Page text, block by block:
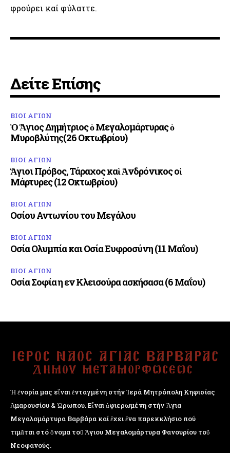
φρούρει καί φύλαττε.
Δείτε Επίσης
ΒΙΟΙ ΑΓΙΩΝ
Ὁ Ἅγιος Δημήτριος ὁ Μεγαλομάρτυρας ὁ
Μυροβλύτης(26 Οκτωβρίου)
ΒΙΟΙ ΑΓΙΩΝ
Ἅγιοι Πρόβος, Τάραχος καὶ Ἀνδρόνικος οἱ
Μάρτυρες (12 Οκτωβρίου)
ΒΙΟΙ ΑΓΙΩΝ
Οσίου Αντωνίου του Μεγάλου
ΒΙΟΙ ΑΓΙΩΝ
Οσία Ολυμπία και Οσία Ευφροσύνη (11 Μαΐου)
ΒΙΟΙ ΑΓΙΩΝ
Οσία Σοφία η εν Κλεισούρα ασκήσασα (6 Μαΐου)
Ἡ ἐνορία μας εἶναι ἐνταγμένη στήν Ἱερά Μητρόπολη Κηφισίας
Ἁμαρουσίου & Ὠρωπου. Εἶναι ἀφιερωμένη στήν Ἅγια
Μεγαλομάρτυρα Βαρβάρα καί ἔχει ἕνα παρεκκλήσιο πού
τιμᾶται στό ὄνομα τοῦ Ἁγιου Μεγαλομάρτυρα Φανουρίου τοῦ
Νεοφανούς.